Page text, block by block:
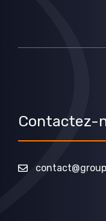
Contactez-